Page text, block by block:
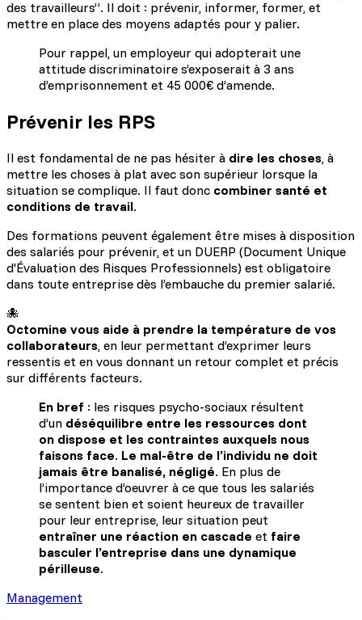
des travailleurs”. Il doit : prévenir, informer, former, et
mettre en place des moyens adaptés pour y palier.
Pour rappel, un employeur qui adopterait une
attitude discriminatoire s’exposerait à 3 ans
d’emprisonnement et 45 000€ d’amende.
Prévenir les RPS
Il est fondamental de ne pas hésiter à dire les choses, à
mettre les choses à plat avec son supérieur lorsque la
situation se complique. Il faut donc combiner santé et
conditions de travail.
Des formations peuvent également être mises à disposition
des salariés pour prévenir, et un DUERP (Document Unique
d'Évaluation des Risques Professionnels) est obligatoire
dans toute entreprise dès l’embauche du premier salarié.
🐙
Octomine vous aide à prendre la température de vos
collaborateurs, en leur permettant d’exprimer leurs
ressentis et en vous donnant un retour complet et précis
sur différents facteurs.
En bref : les risques psycho-sociaux résultent
d’un déséquilibre entre les ressources dont
on dispose et les contraintes auxquels nous
faisons face. Le mal-être de l’individu ne doit
jamais être banalisé, négligé. En plus de
l’importance d’oeuvrer à ce que tous les salariés
se sentent bien et soient heureux de travailler
pour leur entreprise, leur situation peut
entraîner une réaction en cascade et faire
basculer l’entreprise dans une dynamique
périlleuse.
Management